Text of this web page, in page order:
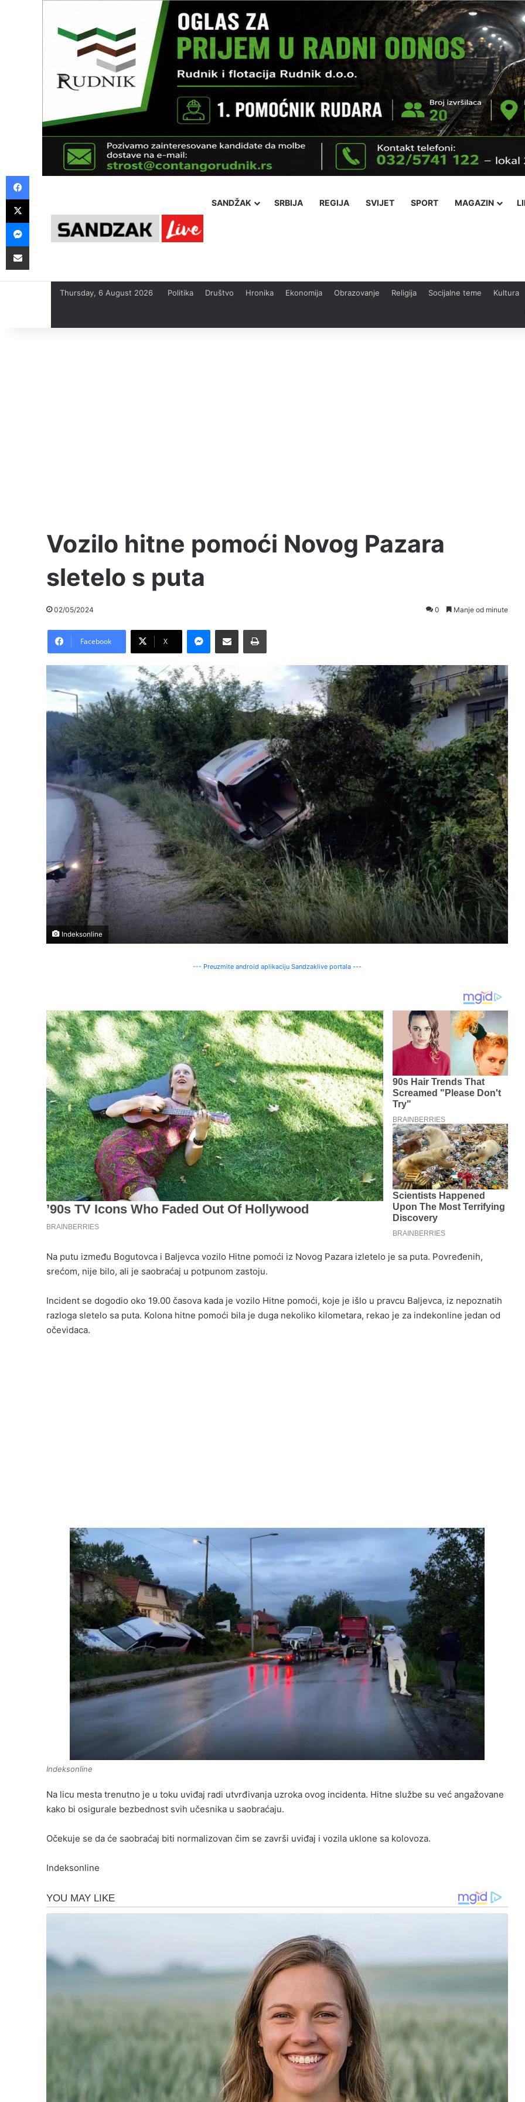
SANDŽAK SRBIJA REGIJA SVIJET SPORT MAGAZIN
Thursday, 6 August 2026 Politika Društvo Hronika Ekonomija Obrazovanje Religija Socijalne teme Kultura
Vozilo hitne pomoći Novog Pazara
sletelo s puta
02/05/2024 0 Manje od minute
Facebook X
Messenger
Pošalji preko E-Maila Printaj
Indeksonline
--- Preuzmite android aplikaciju Sandzaklive portala ---
Na putu između Bogutovca i Baljevca vozilo Hitne pomoći iz Novog Pazara izletelo je sa puta. Povređenih,
srećom, nije bilo, ali je saobraćaj u potpunom zastoju.
Incident se dogodio oko 19.00 časova kada je vozilo Hitne pomoći, koje je išlo u pravcu Baljevca, iz nepoznatih
razloga sletelo sa puta. Kolona hitne pomoći bila je duga nekoliko kilometara, rekao je za indekonline jedan od
očevidaca.
Indeksonline
Na licu mesta trenutno je u toku uviđaj radi utvrđivanja uzroka ovog incidenta. Hitne službe su već angažovane
kako bi osigurale bezbednost svih učesnika u saobraćaju.
Očekuje se da će saobraćaj biti normalizovan čim se završi uviđaj i vozila uklone sa kolovoza.
Indeksonline
Facebook
X
Messenger
Pošalji preko E-Maila